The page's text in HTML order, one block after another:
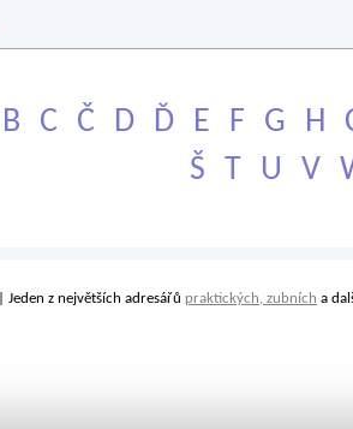
B C Č D Ď E F G H
Š
T U V
| Jeden z největších adresářů praktických, zubních a